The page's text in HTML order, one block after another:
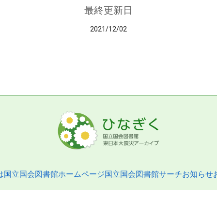
最終更新日
2021/12/02
国立国会図書館ホームページ国立国会図書館サーチお知らせ